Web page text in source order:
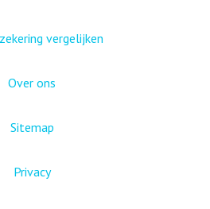
vergelijken
Over ons
Sitemap
Privacy